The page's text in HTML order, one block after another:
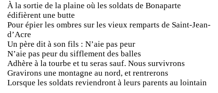
À la sortie de la plaine où les soldats de Bonaparte
édifièrent une butte
Pour épier les ombres sur les vieux remparts de Saint-Jean-
d’Acre
Un père dit à son fils : N’aie pas peur
N’aie pas peur du sifflement des balles
Adhère à la tourbe et tu seras sauf. Nous survivrons
Gravirons une montagne au nord, et rentrerons
Lorsque les soldats reviendront à leurs parents au lointain